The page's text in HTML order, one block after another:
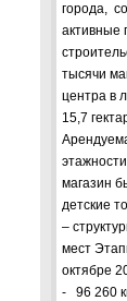
города,
активные
тысячи
центра в
15,7
магазин
детские
–
мест
октябре
- 96 260